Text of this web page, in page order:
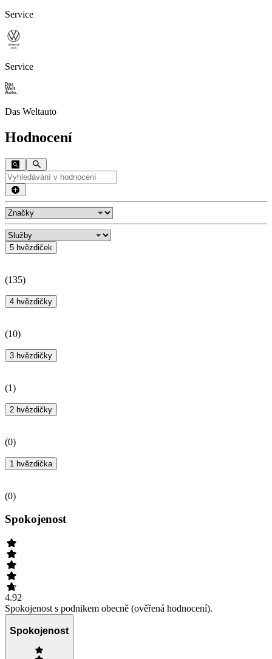
Service
Service
Das Weltauto
Hodnocení
5 hvězdiček
(135)
4 hvězdičky
(10)
3 hvězdičky
(1)
2 hvězdičky
(0)
1 hvězdička
(0)
Spokojenost
4.92
Spokojenost s podnikem obecně (ověřená hodnocení).
Spokojenost